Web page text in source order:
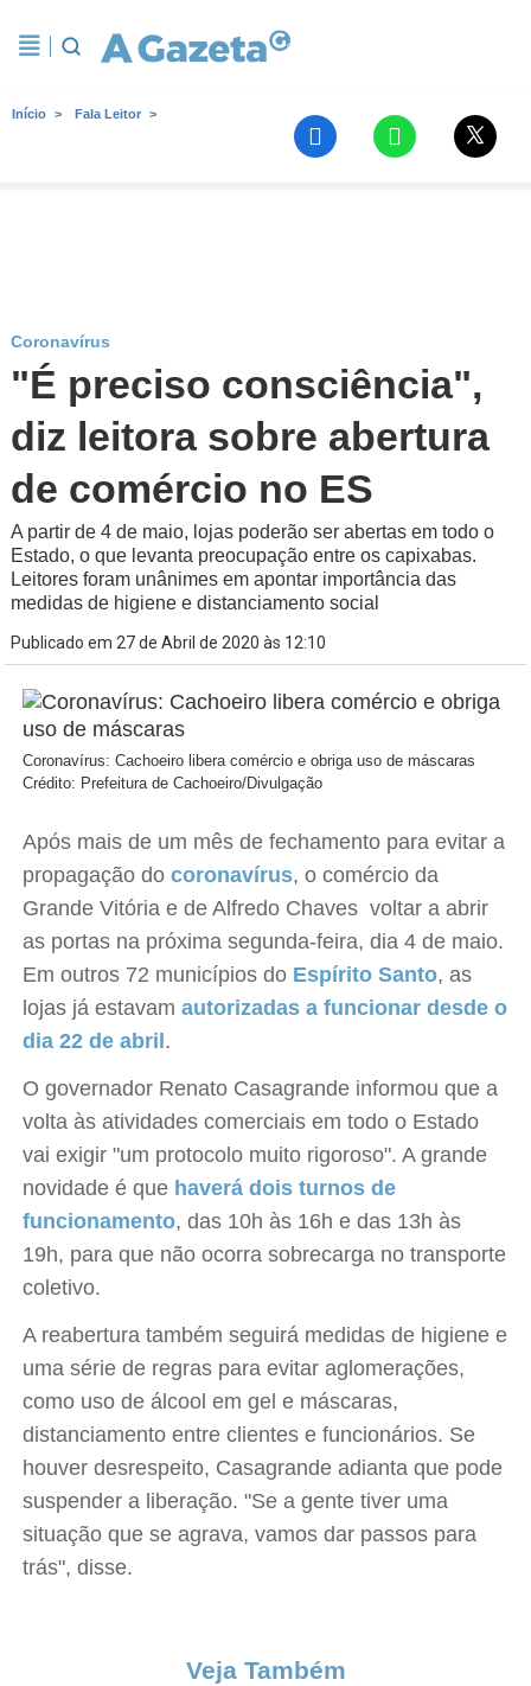
Início Fala Leitor
Coronavírus
"É preciso consciência",
diz leitora sobre abertura
de comércio no ES
A partir de 4 de maio, lojas poderão ser abertas em todo o
Estado, o que levanta preocupação entre os capixabas.
Leitores foram unânimes em apontar importância das
medidas de higiene e distanciamento social
Publicado em 27 de Abril de 2020 às 12:10
Coronavírus: Cachoeiro libera comércio e obriga uso de máscaras
Crédito: Prefeitura de Cachoeiro/Divulgação
Após mais de um mês de fechamento para evitar a
propagação docoronavírus, o comércio da
Grande Vitória e de Alfredo Chaves voltar a abrir
as portas na próxima segunda-feira, dia 4 de maio.
Em outros 72 municípios do Espírito Santo, as
lojas já estavamautorizadas a funcionar desde o
dia 22 de abril .
O governador Renato Casagrande informou que a
volta às atividades comerciais em todo o Estado
vai exigir "um protocolo muito rigoroso". A grande
novidade é que haverá dois turnos de
funcionamento, das 10h às 16h e das 13h às
19h, para que não ocorra sobrecarga no transporte
coletivo.
A reabertura também seguirá medidas de higiene e
uma série de regras para evitar aglomerações,
como uso de álcool em gel e máscaras,
distanciamento entre clientes e funcionários. Se
houver desrespeito, Casagrande adianta que pode
suspender a liberação. "Se a gente tiver uma
situação que se agrava, vamos dar passos para
trás", disse.
Veja Também